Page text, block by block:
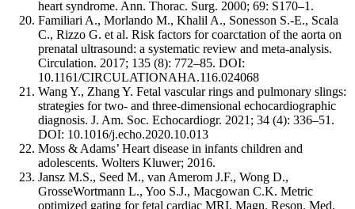
heart syndrome. Ann. Thorac. Surg. 2000; 69: S170–1.
Familiari A., Morlando M., Khalil A., Sonesson S.-E., Scala
C., Rizzo G. et al. Risk factors for coarctation of the aorta on
prenatal ultrasound: a systematic review and meta-analysis.
Circulation. 2017; 135 (8): 772–85. DOI:
10.1161/CIRCULATIONAHA.116.024068
Wang Y., Zhang Y. Fetal vascular rings and pulmonary slings:
strategies for two- and three-dimensional echocardiographic
diagnosis. J. Am. Soc. Echocardiogr. 2021; 34 (4): 336–51.
DOI: 10.1016/j.echo.2020.10.013
Moss & Adams’ Heart disease in infants children and
adolescents. Wolters Kluwer; 2016.
Jansz M.S., Seed M., van Amerom J.F., Wong D.,
GrosseWortmann L., Yoo S.J., Macgowan C.K. Metric
optimized gating for fetal cardiac MRI. Magn. Reson. Med.